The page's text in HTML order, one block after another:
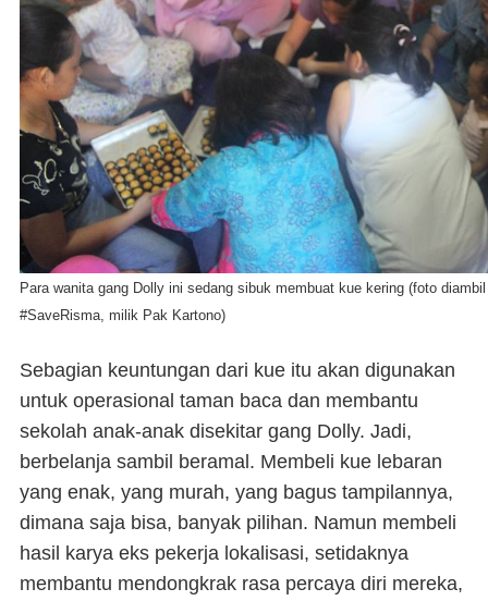
Para wanita gang Dolly ini sedang sibuk membuat kue kering (foto
#SaveRisma, milik Pak Kartono)
Sebagian keuntungan dari kue itu akan digunakan
untuk operasional taman baca dan membantu
sekolah anak-anak disekitar gang Dolly. Jadi,
berbelanja sambil beramal. Membeli kue lebaran
yang enak, yang murah, yang bagus tampilannya,
dimana saja bisa, banyak pilihan. Namun membeli
hasil karya eks pekerja lokalisasi, setidaknya
membantu mendongkrak rasa percaya diri mereka,